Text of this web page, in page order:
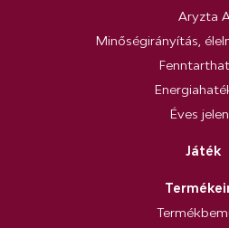
Aryzta
Minőségirányítás,
Éves
Játék